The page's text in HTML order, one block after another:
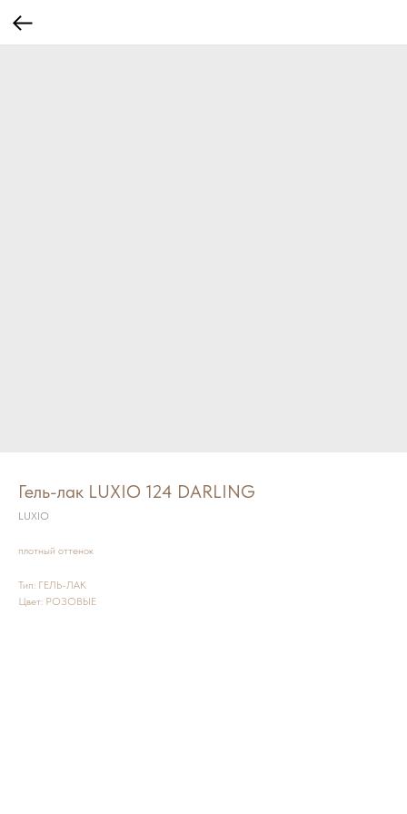
Гель-лак LUXIO 124 DARLING
LUXIO
плотный оттенок
Тип: ГЕЛЬ-ЛАК
Цвет: РОЗОВЫЕ